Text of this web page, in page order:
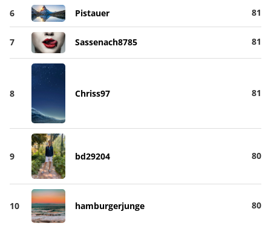
6 Pistauer 81
7 Sassenach8785 81
8 Chriss97 81
9 bd29204 80
10 hamburgerjunge 80